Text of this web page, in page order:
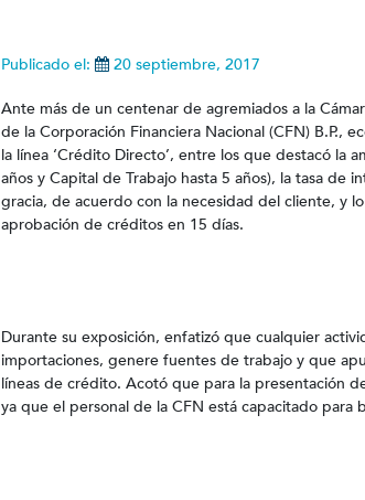
Publicado el: 20 septiembre, 2017
Ante más de un centenar de agremiados a la
de la Corporación Financiera Nacional (CFN) B.P.,
la línea ‘Crédito Directo’, entre los que destacó la
años y Capital de Trabajo hasta 5 años), la tasa de
gracia, de acuerdo con la necesidad del cliente, y
aprobación de créditos en 15 días.
Durante su exposición, enfatizó que cualquier
importaciones, genere fuentes de trabajo y que
líneas de crédito. Acotó que para la presentación
ya que el personal de la CFN está capacitado